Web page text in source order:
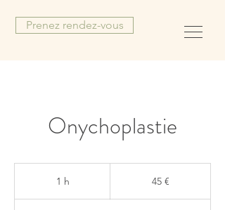
Prenez rendez-vous
Onychoplastie
1 h 45 €